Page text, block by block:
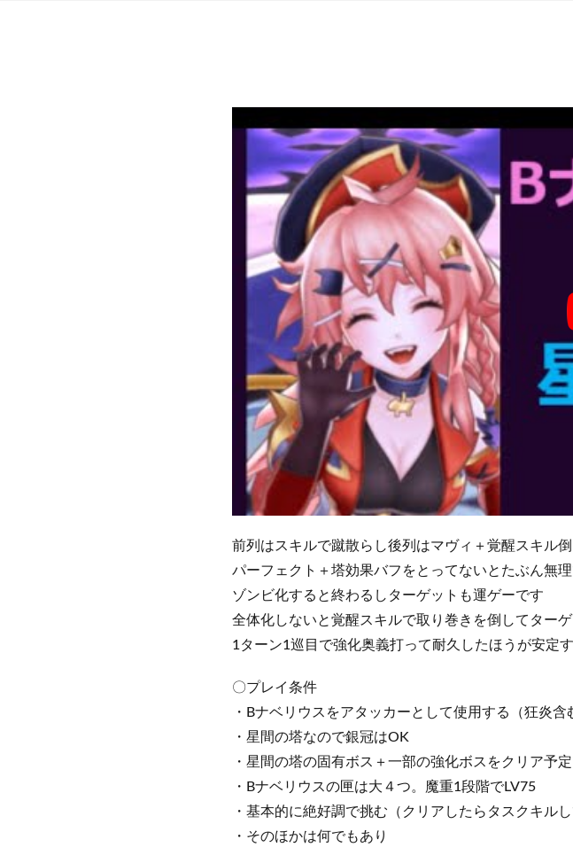
前列はスキルで蹴散らし後列はマヴィ＋覚醒スキル
パーフェクト＋塔効果バフをとってないとたぶん無
ゾンビ化すると終わるしターゲットも運ゲーです
全体化しないと覚醒スキルで取り巻きを倒してター
1ターン1巡目で強化奥義打って耐久したほうが安定
〇プレイ条件
・Bナベリウスをアタッカーとして使用する（狂炎含
・星間の塔なので銀冠はOK
・星間の塔の固有ボス＋一部の強化ボスをクリア予定
・Bナベリウスの匣は大４つ。魔重1段階でLV75
・基本的に絶好調で挑む（クリアしたらタスクキルし
・そのほかは何でもあり